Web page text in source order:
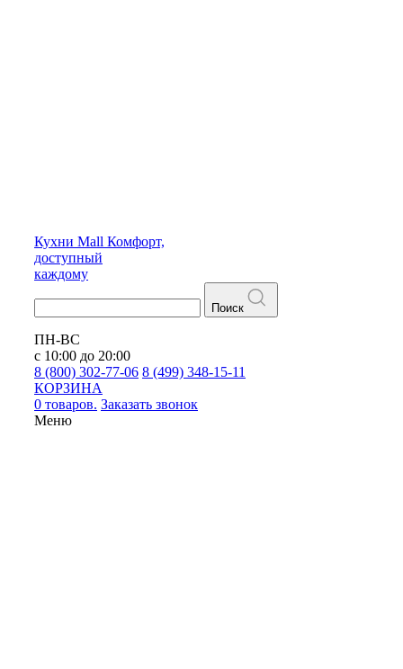
Кухни Mall Комфорт,
доступный
каждому
Поиск
ПН-ВС
с 10:00 до 20:00
8 (800) 302-77-06 8 (499) 348-15-11
КОРЗИНА
0 товаров. Заказать звонок
Меню